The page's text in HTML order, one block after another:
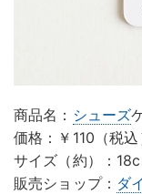
商品名： シューズ
価格：￥110（税込
サイズ（約）：
販売ショップ： ダ